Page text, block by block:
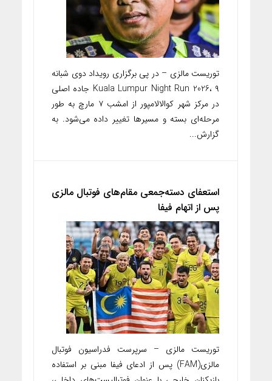
توریست مالزی – در پی برگزاری رویداد دوی شبانه
Kuala Lumpur Night Run 2026، ۹ جاده اصلی
در مرکز شهر کوالالامپور از امشب ۷ مارچ به طور
مرحله‌ای بسته و مسیرها تغییر داده می‌شود. به
گزارش...
استعفای دسته‌جمعی مقام‌های فوتبال مالزی
پس از اتهام فیفا
توریست مالزی – سرپرست فدراسیون فوتبال
مالزی(FAM) پس از ادعای‌ فیفا مبنی بر استفاده